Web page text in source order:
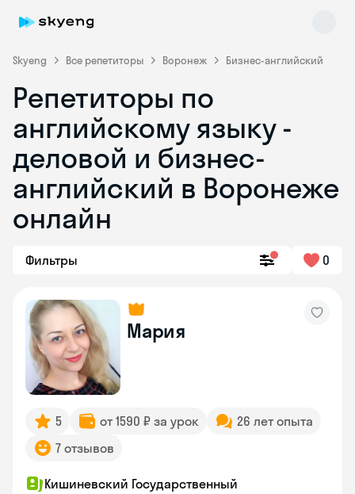
Skyeng Все репетиторы Воронеж Бизнес-английский
Репетиторы по
английскому языку -
деловой и бизнес-
английский в Воронеже
онлайн
Фильтры 0
Мария
5 от 1590 ₽ за урок
26 лет опыта
7 отзывов
Кишиневский Государственный
Skyeng Chat
online